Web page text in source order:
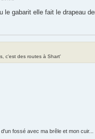
le gabarit elle fait le drapeau
c'est des routes à Shart'
fossé avec ma brêle et mon cuir...